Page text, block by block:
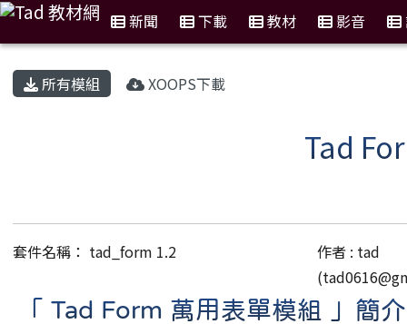
新聞 下載 教材 影音
所有模組 XOOPS下載
Tad
套件名稱： tad_form 1.2
作者 : tad
(
「 Tad Form 萬用表單模組 」簡介